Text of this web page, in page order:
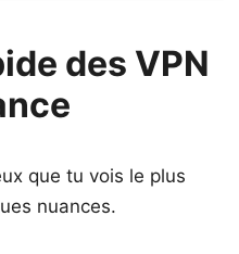
des VPN
que tu vois le plus
nuances.